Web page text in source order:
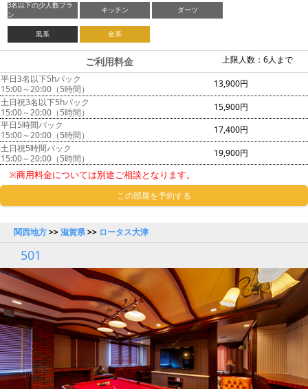
3名以下の少人数プラ
ン
キッチン ダーツ
黒系 金系
上限人数：6人まで
ご利用料金
平日3名以下5hパック
15:00～20:00（5時間）
13,900円
土日祝3名以下5hパック
15:00～20:00（5時間）
15,900円
平日5時間パック
15:00～20:00（5時間）
17,400円
土日祝5時間パック
15:00～20:00（5時間）
19,900円
※商用料金については別途ご相談となります。
この部屋を予約する
関西地方>>滋賀県>> ロータス大津
501